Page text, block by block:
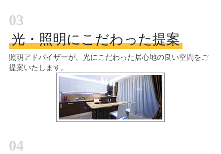
03
光・照明にこだわった提案
照明アドバイザーが、光にこだわった居心地の良い空間をご
提案いたします。
04